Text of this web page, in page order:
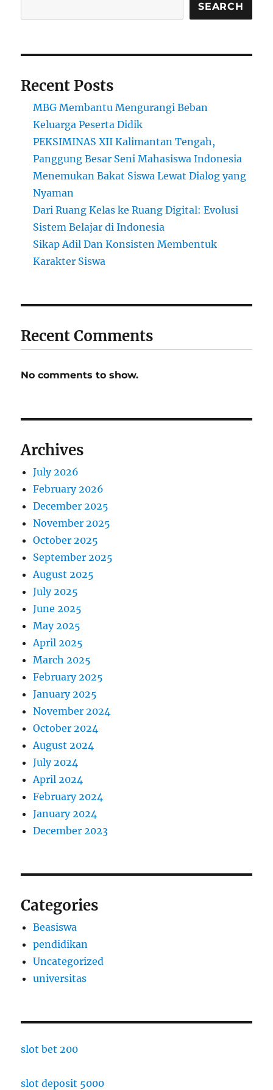
dengan
Pendidikan
SEARCH
Recent Posts
MBG Membantu Mengurangi Beban
Keluarga Peserta Didik
PEKSIMINAS XII Kalimantan Tengah,
Panggung Besar Seni Mahasiswa Indonesia
Menemukan Bakat Siswa Lewat Dialog yang
Nyaman
Dari Ruang Kelas ke Ruang Digital: Evolusi
Sistem Belajar di Indonesia
Sikap Adil Dan Konsisten Membentuk
Karakter Siswa
Recent Comments
No comments to show.
Archives
July 2026
February 2026
December 2025
November 2025
October 2025
September 2025
August 2025
July 2025
June 2025
May 2025
April 2025
March 2025
February 2025
January 2025
November 2024
October 2024
August 2024
July 2024
April 2024
February 2024
January 2024
December 2023
Categories
Beasiswa
pendidikan
Uncategorized
universitas
slot bet 200
slot deposit 5000